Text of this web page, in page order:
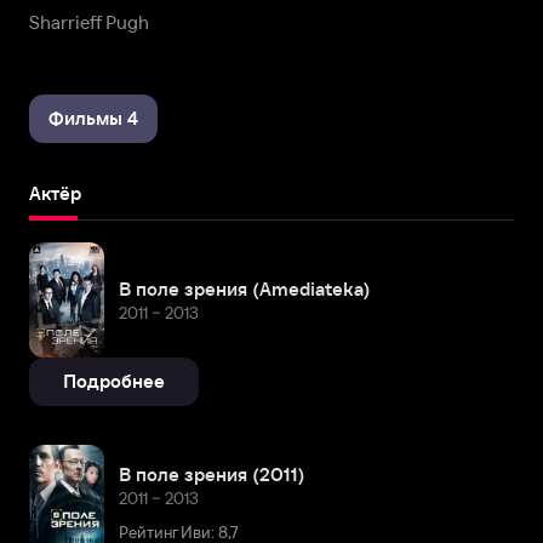
Sharrieff Pugh
Фильмы 4
Актёр
В поле зрения (Amediateka)
2011 – 2013
Подробнее
В поле зрения (2011)
2011 – 2013
Рейтинг Иви: 8,7